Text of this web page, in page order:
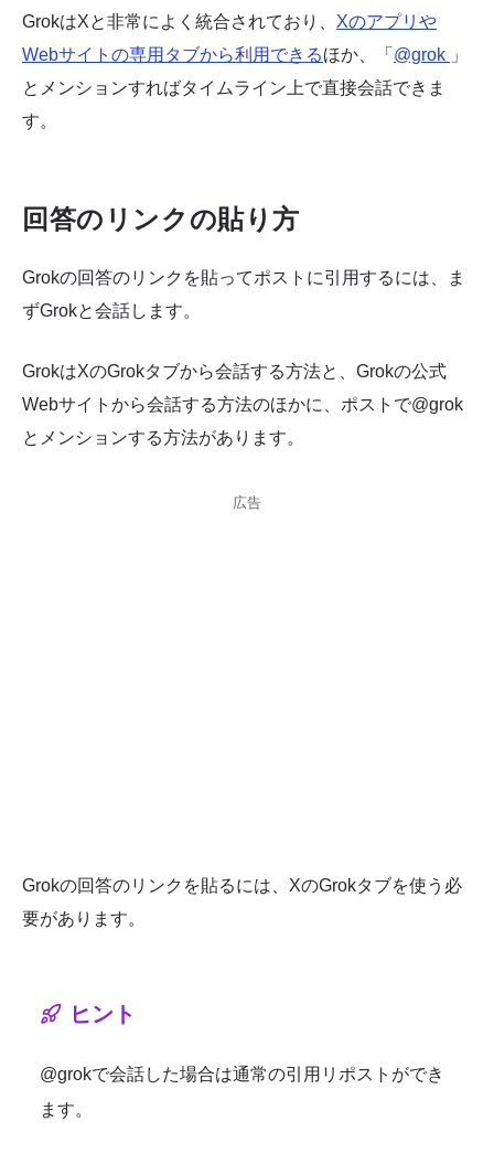
GrokはXと非常によく統合されており、 Xのアプリや
Webサイトの専用タブから利用できるほか、「 @grok 」
とメンションすればタイムライン上で直接会話できま
す。
回答のリンクの貼り方
Grokの回答のリンクを貼ってポストに引用するには、ま
ずGrokと会話します。
GrokはXのGrokタブから会話する方法と、Grokの公式
Webサイトから会話する方法のほかに、ポストで@grok
とメンションする方法があります。
広告
Grokの回答のリンクを貼るには、XのGrokタブを使う必
要があります。
ヒント
@grokで会話した場合は通常の引用リポストができ
ます。